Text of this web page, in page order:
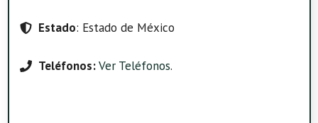
Estado: Estado de México
Teléfonos:Ver Teléfonos.